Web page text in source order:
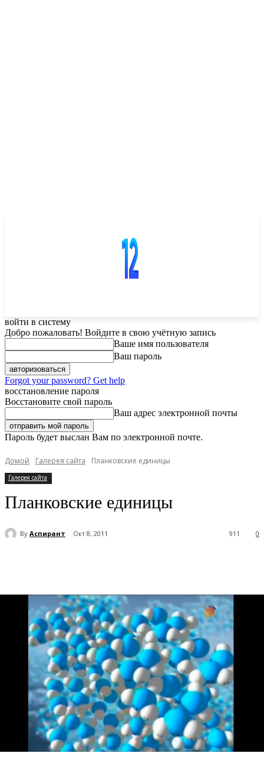
войти в систему
Добро пожаловать! Войдите в свою учётную запись
Ваше имя пользователя
Ваш пароль
Forgot your password? Get help
восстановление пароля
Восстановите свой пароль
Ваш адрес электронной почты
Пароль будет выслан Вам по электронной почте.
Домой Галерея сайта Планковские единицы
Галерея сайта
Планковские единицы
By Аспирант Окт 8, 2011 0
911